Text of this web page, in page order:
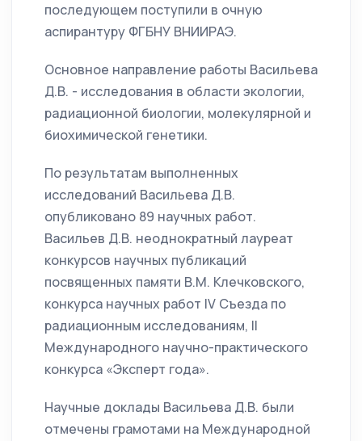
последующем поступили в очную
аспирантуру ФГБНУ ВНИИРАЭ.
Основное направление работы Васильева
Д.В. - исследования в области экологии,
радиационной биологии, молекулярной и
биохимической генетики.
По результатам выполненных
исследований Васильева Д.В.
опубликовано 89 научных работ.
Васильев Д.В. неоднократный лауреат
конкурсов научных публикаций
посвященных памяти В.М. Клечковского,
конкурса научных работ IV Съезда по
радиационным исследованиям, II
Международного научно-практического
конкурса «Эксперт года».
Научные доклады Васильева Д.В. были
отмечены грамотами на Международной